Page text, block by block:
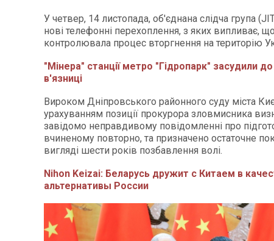
У четвер, 14 листопада, об'єднана слідча група
нові телефонні перехоплення, з яких випливає,
контролювала процес вторгнення на територію
"Мінера" станції метро "Гідропарк" засудили до
в'язниці
Вироком Дніпровського районного суду міста
урахуванням позиції прокурора зловмисника
завідомо неправдивому повідомленні про
вчиненому повторно, та призначено остаточне
вигляді шести років позбавлення волі.
Nihon Keizai: Беларусь дружит с Китаем в
альтернативы России